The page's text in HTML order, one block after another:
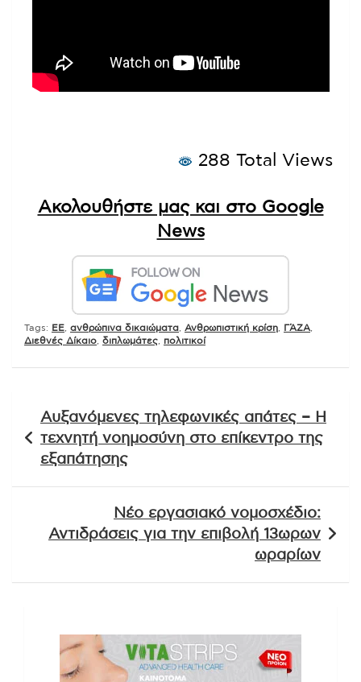
288 Total Views
Ακολουθήστε μας και στο Google
News
Tags: EE ανθρώπινα δικαιώματα Ανθρωπιστική κρίση ΓΆΖΑ
Διεθνές Δίκαιο διπλωμάτες πολιτικοί
άρθρων
Αυξανόμενες τηλεφωνικές απάτες – Η
τεχνητή νοημοσύνη στο επίκεντρο της
εξαπάτησης
Νέο εργασιακό νομοσχέδιο:
Αντιδράσεις για την επιβολή 13ωρων
ωραρίων